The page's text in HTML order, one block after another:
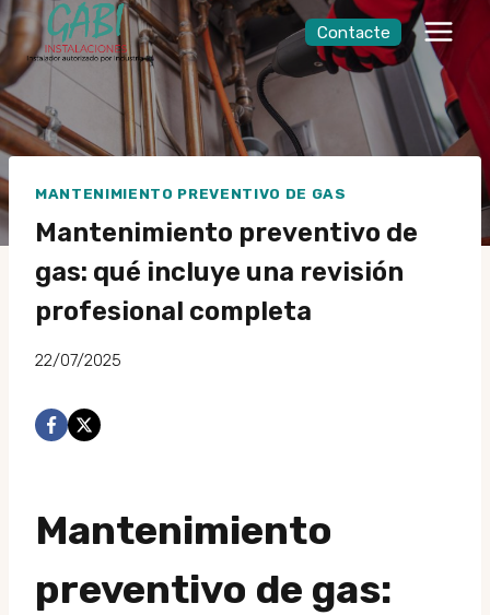
Saltar
al
contingut
Contacte
MANTENIMIENTO PREVENTIVO DE GAS
Mantenimiento preventivo de
gas: qué incluye una revisión
profesional completa
22/07/2025
Mantenimiento
preventivo de gas: